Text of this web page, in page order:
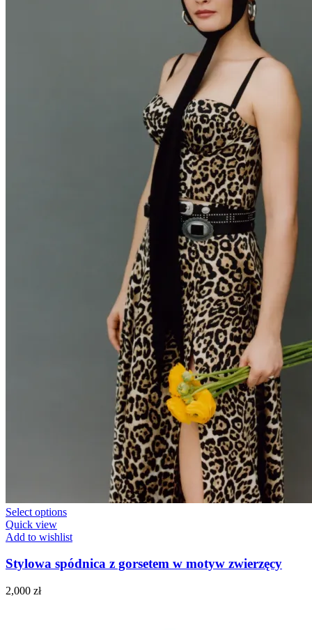
Select options
Quick view
Add to wishlist
Stylowa spódnica z gorsetem w motyw zwierzęcy
2,000 zł